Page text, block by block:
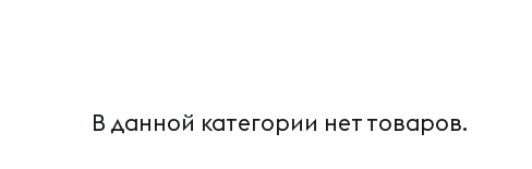
В данной категории нет товаров.